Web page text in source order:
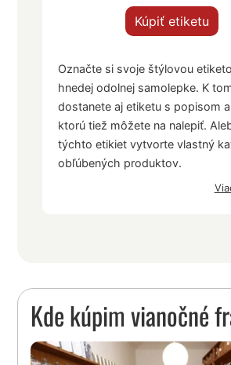
Kúpiť etiketu
Označte si svoje štýlovou
hnedej odolnej samolepke. K
dostanete aj etiketu s popisom
ktorú tiež môžete na nalepiť.
týchto etikiet vytvorte vlastný
obľúbených produktov.
Kde kúpim vianočné